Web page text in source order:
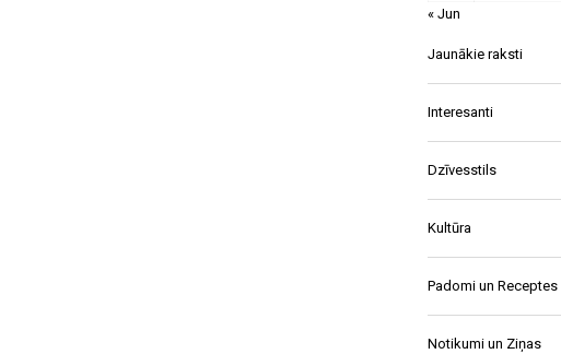
« Jun
Jaunākie raksti
Interesanti
Dzīvesstils
Kultūra
Padomi un Receptes
Notikumi un Ziņas